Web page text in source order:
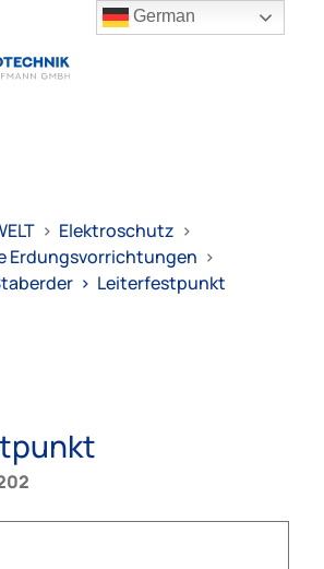
> Elektroschutz >
Erdungsvorrichtungen >
> Leiterfestpunkt
German